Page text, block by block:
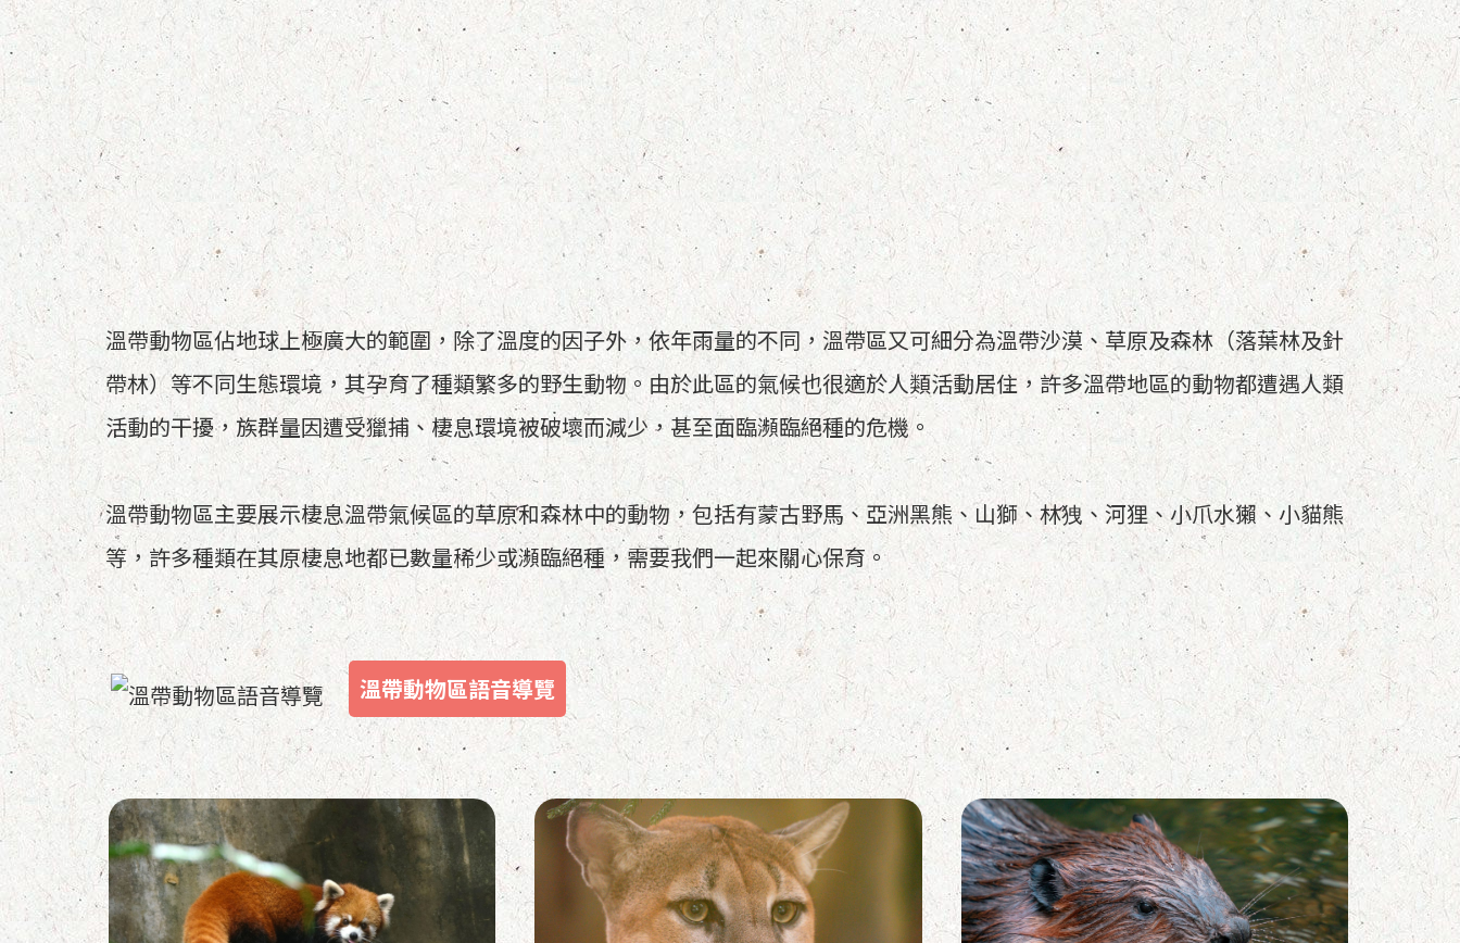
溫帶動物區佔地球上極廣大的範圍，除了溫度的因子外，依年雨量的不同，溫帶區又可細分為溫帶沙漠、草原及森林（落葉林及針
帶林）等不同生態環境，其孕育了種類繁多的野生動物。由於此區的氣候也很適於人類活動居住，許多溫帶地區的動物都遭遇人類
活動的干擾，族群量因遭受獵捕、棲息環境被破壞而減少，甚至面臨瀕臨絕種的危機。
溫帶動物區主要展示棲息溫帶氣候區的草原和森林中的動物，包括有蒙古野馬、亞洲黑熊、山獅、林㹭、河狸、小爪水獺、小貓熊
等，許多種類在其原棲息地都已數量稀少或瀕臨絕種，需要我們一起來關心保育。
溫帶動物區語音導覽